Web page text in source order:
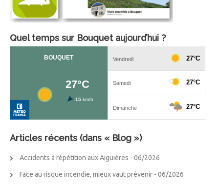
Quel temps sur Bouquet aujourd’hui ?
Articles récents (dans « Blog »)
Accidents à répétition aux Aiguières - 06/2026
Face au risque incendie, mieux vaut prévenir - 06/2026